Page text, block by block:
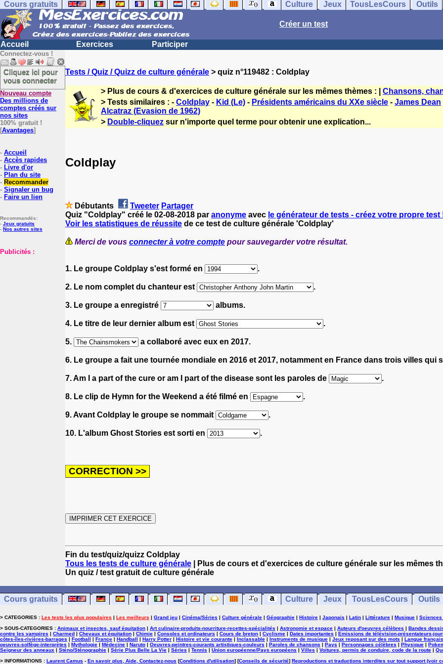
Cours gratuits Culture Jeux TousLesCours Outils
Créer un test
Accueil Exercices Participer
Connectez-vous !
Cliquez ici pour
vous connecter
Nouveau compte
Des millions de
comptes créés sur
nos sites
100% gratuit !
[Avantages]
- Accueil
- Accès rapides
- Livre d'or
- Plan du site
- Recommander
- Signaler un bug
- Faire un lien
Recommandés:
- Jeux gratuits
- Nos autres sites
Publicités :
Tests / Quiz / Quizz de culture générale > quiz n°119482 : Coldplay
> Plus de cours & d'exercices de culture générale sur les mêmes thèmes : | Chansons,
> Tests similaires : - Coldplay - Kid (Le) - Présidents américains du XXe siècle - James Dean
Alcatraz (Evasion de 1962)
> Double-cliquez sur n'importe quel terme pour obtenir une explication...
Coldplay
Débutants Tweeter Partager
Quiz "Coldplay" créé le 02-08-2018 par anonyme avec le générateur de tests - créez votre propre test
Voir les statistiques de réussite de ce test de culture générale 'Coldplay'
Merci de vous connecter à votre compte pour sauvegarder votre résultat.
1. Le groupe Coldplay s'est formé en .
2. Le nom complet du chanteur est .
3. Le groupe a enregistré albums.
4. Le titre de leur dernier album est .
5. a collaboré avec eux en 2017.
6. Le groupe a fait une tournée mondiale en 2016 et 2017, notamment en France dans trois villes qui
7. Am I a part of the cure or am I part of the disease sont les paroles de .
8. Le clip de Hymn for the Weekend a été filmé en .
9. Avant Coldplay le groupe se nommait .
10. L'album Ghost Stories est sorti en .
Fin du test/quiz/quizz Coldplay
Tous les tests de culture générale | Plus de cours et d'exercices de culture générale sur les mêmes
Un quiz / test gratuit de culture générale
Cours gratuits Culture Jeux TousLesCours Outils
> CATEGORIES : Les tests les plus populaires | Les meilleurs | Grand jeu | Cinéma/Séries | Culture générale | Géographie | Histoire | Japonais | Latin | Littérature | Musique | Sciences
> SOUS-CATEGORIES : Animaux et insectes, sauf équitation | Art culinaire-produits-nourriture-recettes-spécialités | Astronomie et espace | Auteurs d'oeuvres célèbres | Bandes
contre les vampires | Charmed | Chevaux et équitation | Chimie | Consoles et ordinateurs | Cours de breton | Cyclisme | Dates importantes | Emissions de télévision-présentateurs-
côtes-îles-rivières-barrages | Football | France | Handball | Harry Potter | Histoire et vie courante | Inclassable | Instruments de musique | Jeux reposant sur des mots | Langue
oeuvres-solfège-interprètes | Mythologie | Médecine | Naruto | Oeuvres-peintres-courants artistiques-couleurs | Paroles de chansons | Pays | Personnages célèbres | Physique |
Seigneur des anneaux | Sténo/Sténographie | Série Plus Belle La Vie | Séries | Tennis | Union européenne/Pays européens | Villes | Voitures, permis de conduire, code de la route |
> INFORMATIONS : Laurent Camus - En savoir plus, Aide, Contactez-nous [Conditions d'utilisation] [Conseils de sécurité] Reproductions et traductions interdites sur tout support (voir